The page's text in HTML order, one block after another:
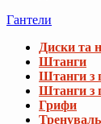
Гантели
Диски та
Штанги
Штанги з
Штанги з
Грифи